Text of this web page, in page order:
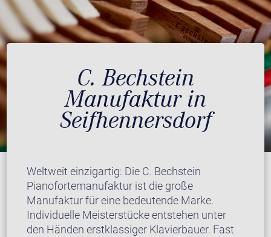
C. Bechstein
Manufaktur in
Seifhennersdorf
Weltweit einzigartig: Die C. Bechstein
Pianofortemanufaktur ist die große
Manufaktur für eine bedeutende Marke.
Individuelle Meisterstücke entstehen unter
den Händen erstklassiger Klavierbauer. Fast